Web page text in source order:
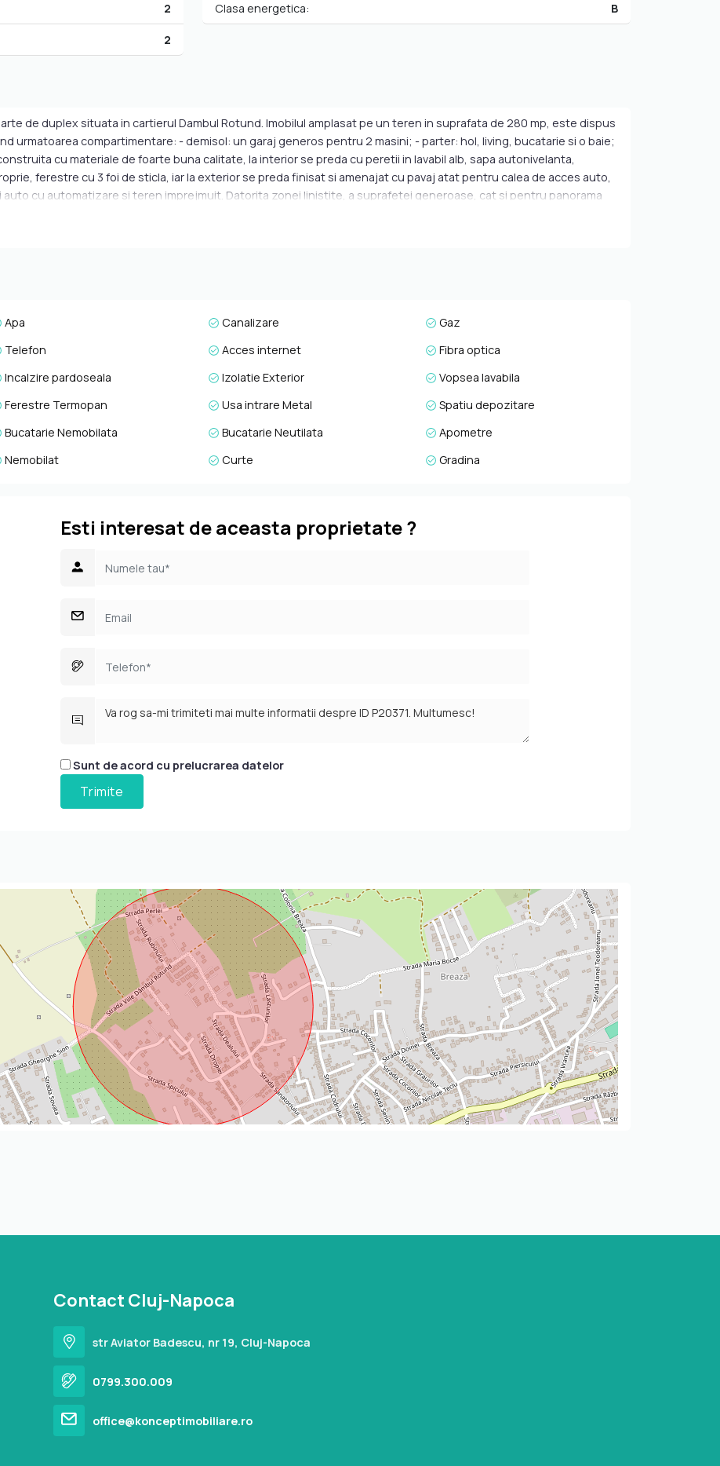
2
2
Clasa energetica: B
de duplex situata in cartierul Dambul Rotund. Imobilul amplasat pe un teren in suprafata de 280 mp, este dispus
urmatoarea compartimentare: - demisol: un garaj generos pentru 2 masini; - parter: hol, living, bucatarie si o baie;
cu materiale de foarte buna calitate, la interior se preda cu peretii in lavabil alb, sapa autonivelanta,
ferestre cu 3 foi de sticla, iar la exterior se preda finisat si amenajat cu pavaj atat pentru calea de acces auto,
cu automatizare si teren imprejmuit. Datorita zonei linistite, a suprafetei generoase, cat si pentru panorama
o familie care doreste sa aiba parte de confort, intimitate si acces facil catre gradinite, scoli si alte puncte de
unei vizionari sau pentru a va prezenta oferta noastra completa, nu ezitati sa ne contactati telefonic, prin
Apa Canalizare
Gaz
Telefon Acces internet
Fibra optica
Incalzire pardoseala Izolatie Exterior
Vopsea lavabila
Ferestre Termopan Usa intrare Metal
Spatiu depozitare
Bucatarie Nemobilata Bucatarie Neutilata
Apometre
Nemobilat Curte Gradina
Esti interesat de aceasta proprietate ?
Sunt de acord cu prelucrarea datelor
Contact Cluj-Napoca
str Aviator Badescu, nr 19, Cluj-Napoca
0799.300.009
office@konceptimobiliare.ro